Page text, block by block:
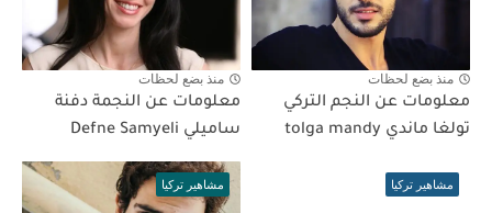
منذ بضع لحظات
معلومات عن النجم التركي
تولغا ماندي tolga mandy
منذ بضع لحظات
معلومات عن النجمة دفنة
ساميلي Defne Samyeli
مشاهير تركيا مشاهير تركيا